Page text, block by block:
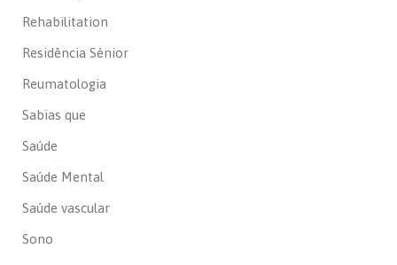
Rehabilitation
Residência Sénior
Reumatologia
Sabias que
Saúde
Saúde Mental
Saúde vascular
Sono